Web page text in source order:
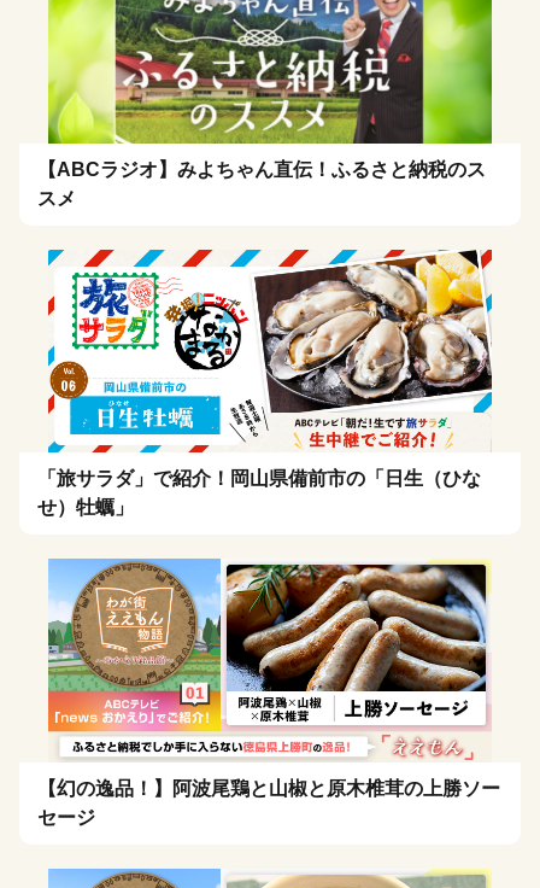
【ABCラジオ】みよちゃん直伝！ふるさと納税のス
スメ
「旅サラダ」で紹介！岡山県備前市の「日生（ひな
せ）牡蠣」
【幻の逸品！】阿波尾鶏と山椒と原木椎茸の上勝ソー
セージ